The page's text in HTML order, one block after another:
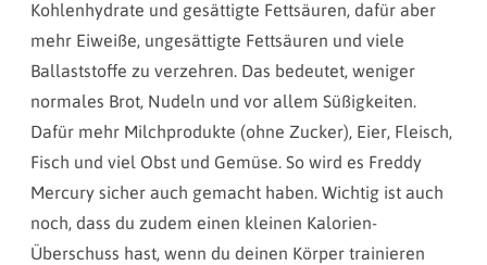
Kohlenhydrate und gesättigte Fettsäuren, dafür aber
mehr Eiweiße, ungesättigte Fettsäuren und viele
Ballaststoffe zu verzehren. Das bedeutet, weniger
normales Brot, Nudeln und vor allem Süßigkeiten.
Dafür mehr Milchprodukte (ohne Zucker), Eier, Fleisch,
Fisch und viel Obst und Gemüse. So wird es Freddy
Mercury sicher auch gemacht haben. Wichtig ist auch
noch, dass du zudem einen kleinen Kalorien-
Überschuss hast, wenn du deinen Körper trainieren